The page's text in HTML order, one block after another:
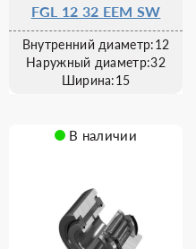
FGL 12 32 EEM SW
Внутренний диаметр:12
Наружный диаметр:32
Ширина:15
В наличии